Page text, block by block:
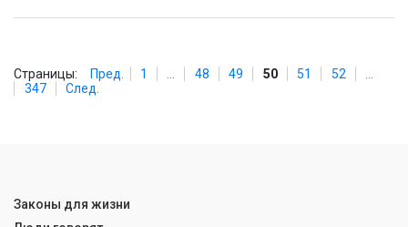
Страницы: Пред. 1 48 49 50 51 52
347
След.
Законы для жизни